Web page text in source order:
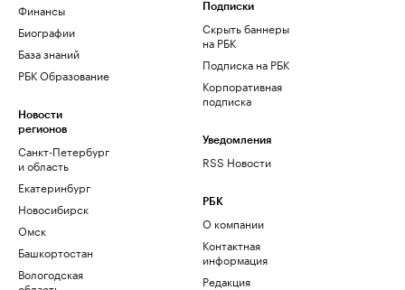
Финансы
Биографии
База знаний
РБК Образование
Новости
регионов
Санкт-Петербург
и область
Екатеринбург
Новосибирск
Омск
Башкортостан
Вологодская
Подписки
Скрыть баннеры
на РБК
Подписка на РБК
Корпоративная
подписка
Уведомления
RSS Новости
РБК
О компании
Контактная
информация
Редакция